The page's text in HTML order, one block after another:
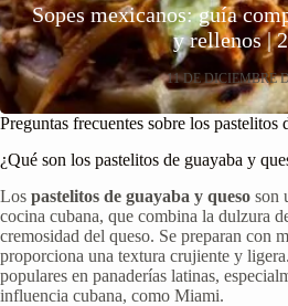
Sopes mexicanos: guía
y rellenos |
11 DE DICIEMBRE
Preguntas frecuentes sobre los pastelitos
¿Qué son los pastelitos de guayaba y
Los pastelitos de guayaba y queso son
cocina cubana, que combina la dulzura
cremosidad del queso. Se preparan con
proporciona una textura crujiente y
populares en panaderías latinas,
influencia cubana, como Miami.